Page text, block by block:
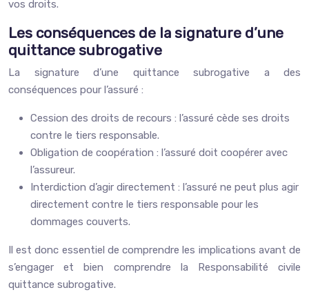
vos droits.
Les conséquences de la signature d’une
quittance subrogative
La signature d’une quittance subrogative a des
conséquences pour l’assuré :
Cession des droits de recours : l’assuré cède ses droits
contre le tiers responsable.
Obligation de coopération : l’assuré doit coopérer avec
l’assureur.
Interdiction d’agir directement : l’assuré ne peut plus agir
directement contre le tiers responsable pour les
dommages couverts.
Il est donc essentiel de comprendre les implications avant de
s’engager et bien comprendre la Responsabilité civile
quittance subrogative.